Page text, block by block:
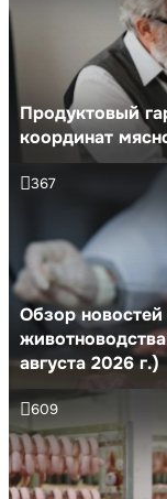
Продуктовый
координат
Обзор
августа 2026 г.)
367
609